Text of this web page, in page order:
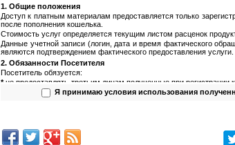
1. Общие положения
Доступ к платным материалам предоставляется только
после пополнения кошелька.
Стоимость услуг определяется текущим листом расценок
Данные учетной записи (логин, дата и время фактического
являются подтверждением фактического предоставления услуги.
2. Обязанности Посетителя
Посетитель обязуется:
*не предоставлять третьим лицам полученные при регистрации
(логин, пароль);
не предоставлять третьим лицам полученную информацию;
Администрация сайта обязуется:
*обеспечить сохранность данных полученных от Посетителя в
Я принимаю условия использования